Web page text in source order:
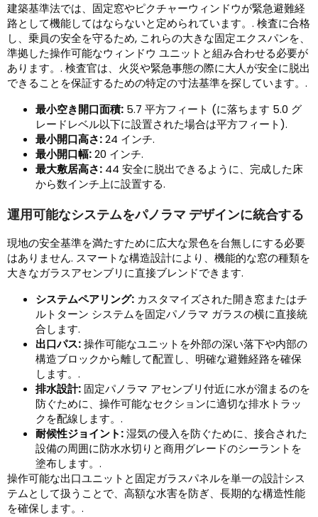
建築基準法では、固定窓やピクチャーウィンドウが緊急避難経
路として機能してはならないと定められています。. 検査に合格
し、乗員の安全を守るため, これらの大きな固定エクスパンを、
準拠した操作可能なウィンドウ ユニットと組み合わせる必要が
あります。. 検査官は、火災や緊急事態の際に大人が安全に脱出
できることを保証するための特定の寸法基準を探しています。.
最小空き開口面積: 5.7 平方フィート (に落ちます 5.0 グ
レードレベル以下に設置された場合は平方フィート).
最小開口高さ:24 インチ.
最小開口幅:20 インチ.
最大敷居高さ: 44 安全に脱出できるように、完成した床
から数インチ上に設置する.
運用可能なシステムをパノラマ デザインに統合する
現地の安全基準を満たすために広大な景色を台無しにする必要
はありません. スマートな構造設計により、機能的な窓の種類を
大きなガラスアセンブリに直接ブレンドできます.
システムペアリング: カスタマイズされた開き窓またはチ
ルトターン システムを固定パノラマ ガラスの横に直接統
合します.
出口パス:操作可能なユニットを外部の深い落下や内部の
構造ブロックから離して配置し、明確な避難経路を確保
します。.
排水設計: 固定パノラマ アセンブリ付近に水が溜まるのを
防ぐために、操作可能なセクションに適切な排水トラッ
クを配線します。.
耐候性ジョイント:湿気の侵入を防ぐために、接合された
設備の周囲に防水水切りと商用グレードのシーラントを
塗布します。.
操作可能な出口ユニットと固定ガラスパネルを単一の設計シス
テムとして扱うことで、高額な水害を防ぎ、長期的な構造性能
を確保します。.